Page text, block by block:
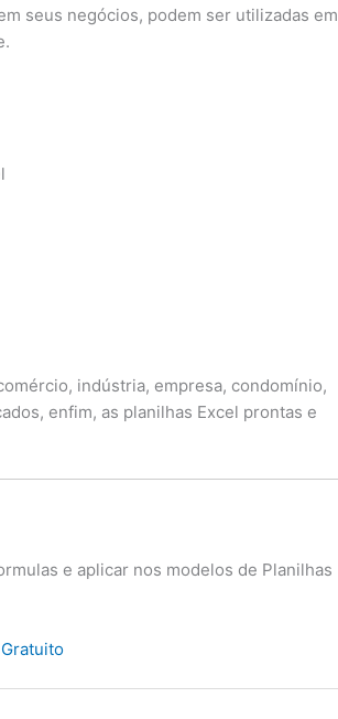
seus negócios, podem ser utilizadas em
indústria, empresa, condomínio,
enfim, as planilhas Excel prontas e
e aplicar nos modelos de Planilhas